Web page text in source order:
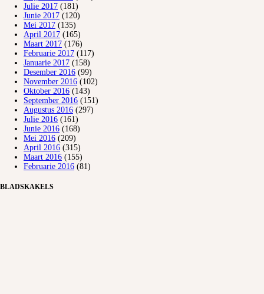
Julie 2017 (181)
Junie 2017 (120)
Mei 2017 (135)
April 2017 (165)
Maart 2017 (176)
Februarie 2017 (117)
Januarie 2017 (158)
Desember 2016 (99)
November 2016 (102)
Oktober 2016 (143)
September 2016 (151)
Augustus 2016 (297)
Julie 2016 (161)
Junie 2016 (168)
Mei 2016 (209)
April 2016 (315)
Maart 2016 (155)
Februarie 2016 (81)
BLADSKAKELS